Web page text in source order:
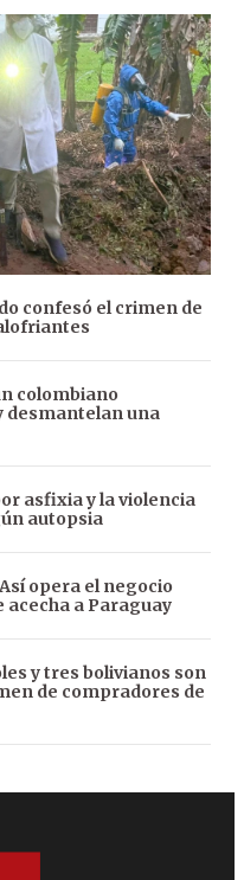
confesó el crimen de
colombiano
desmantelan una
asfixia y la violencia
autopsia
opera el negocio
a Paraguay
y tres bolivianos son
de compradores de